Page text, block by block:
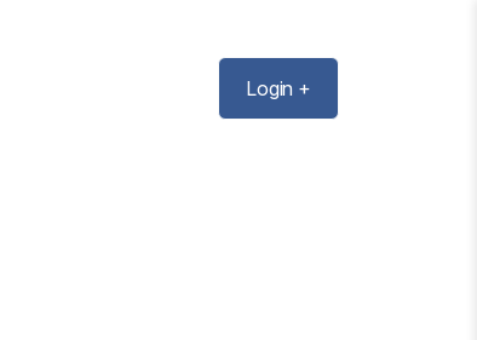
Login +